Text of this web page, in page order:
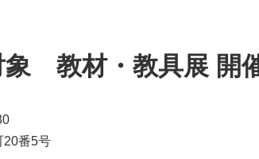
象 教材・教具展 開
番5号